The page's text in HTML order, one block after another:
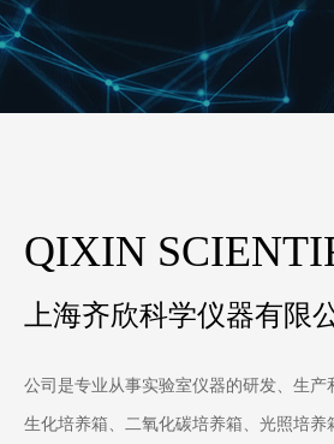
QIXIN
上海齐欣科学仪器有限
公司是专业从事实验室仪器的研发、生
生化培养箱、二氧化碳培养箱、光照培